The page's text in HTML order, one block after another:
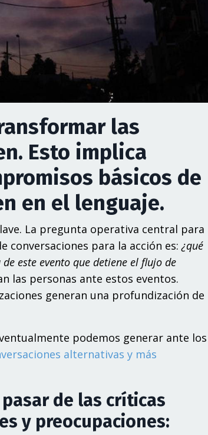
las
Esto implica
básicos de
en el lenguaje.
La pregunta operativa central para
conversaciones para la acción es:¿qué
este evento que detiene el flujo de
las personas ante estos eventos.
generan una profundización de
podemos generar ante los
alternativas y más
de las críticas
y preocupaciones: